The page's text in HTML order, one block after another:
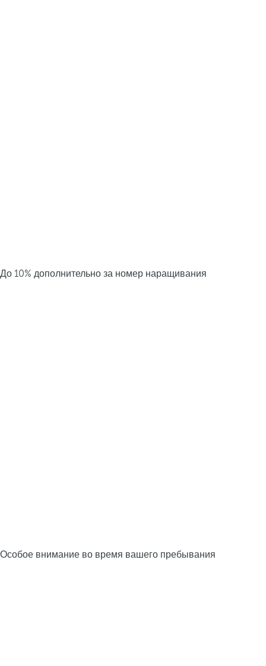
До 10% дополнительно за номер наращивания
Особое внимание во время вашего пребывания